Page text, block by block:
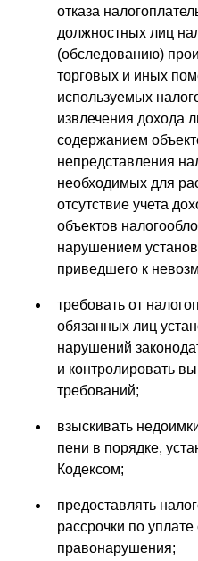
отказа
должностных лиц
(обследованию)
торговых и иных
используемых
извлечения дохода
содержанием
непредставления
необходимых для
отсутствие учета
объектов
нарушением
приведшего к
требовать от
обязанных лиц
нарушений
и контролировать
требований;
взыскивать
пени в порядке,
Кодексом;
предоставлять
рассрочки по
правонарушения;